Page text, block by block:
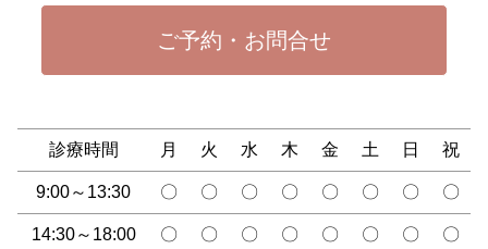
ご予約・お問合せ
診療時間 月 火 水 木 金 土 日 祝
9:00～13:30 〇 〇 〇 〇 〇 〇 〇 〇
14:30～18:00 〇 〇 〇 〇 〇 〇 〇 〇